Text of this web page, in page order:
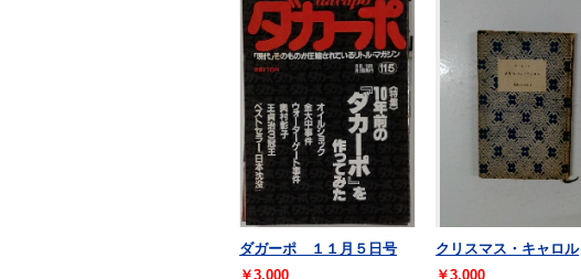
ダガーポ １１月５日号
￥3,000
クリスマス・キャロル
￥3,000